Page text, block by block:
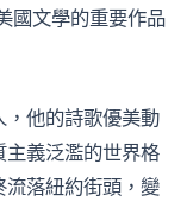
國文學的重要作品
，他的詩歌優美動
主義泛濫的世界格
落紐約街頭，變